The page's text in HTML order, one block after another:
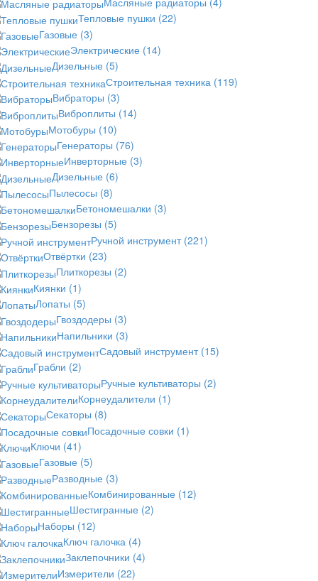
Тепловые пушки (22)
Газовые (3)
Электрические (14)
Дизельные (5)
Строительная техника (119)
Вибраторы (3)
Виброплиты (14)
Мотобуры (10)
Генераторы (76)
Инверторные (3)
Дизельные (6)
Пылесосы (8)
Бетономешалки (3)
Бензорезы (5)
Ручной инструмент (221)
Отвёртки (23)
Плиткорезы (2)
Киянки (1)
Лопаты (5)
Гвоздодеры (3)
Напильники (3)
Садовый инструмент (15)
Грабли (2)
Ручные культиваторы (2)
Корнеудалители (1)
Секаторы (8)
Посадочные совки (1)
Ключи (41)
Газовые (5)
Разводные (3)
Комбинированные (12)
Шестигранные (2)
Наборы (12)
Ключ галочка (4)
Заклепочники (4)
Измерители (22)